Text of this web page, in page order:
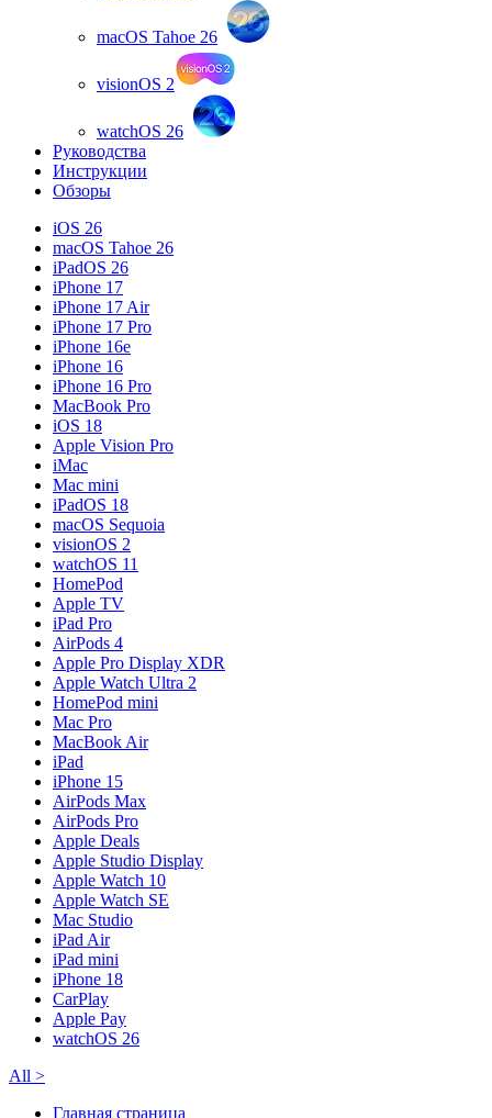
macOS Tahoe 26
visionOS 2
watchOS 26
Руководства
Инструкции
Обзоры
iOS 26
macOS Tahoe 26
iPadOS 26
iPhone 17
iPhone 17 Air
iPhone 17 Pro
iPhone 16e
iPhone 16
iPhone 16 Pro
MacBook Pro
iOS 18
Apple Vision Pro
iMac
Mac mini
iPadOS 18
macOS Sequoia
visionOS 2
watchOS 11
HomePod
Apple TV
iPad Pro
AirPods 4
Apple Pro Display XDR
Apple Watch Ultra 2
HomePod mini
Mac Pro
MacBook Air
iPad
iPhone 15
AirPods Max
AirPods Pro
Apple Deals
Apple Studio Display
Apple Watch 10
Apple Watch SE
Mac Studio
iPad Air
iPad mini
iPhone 18
CarPlay
Apple Pay
watchOS 26
All >
Главная страница